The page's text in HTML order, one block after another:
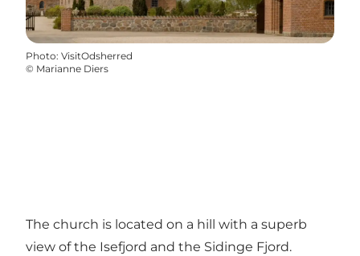
Photo: VisitOdsherred
© Marianne Diers
The church is located on a hill with a superb
view of the Isefjord and the Sidinge Fjord.